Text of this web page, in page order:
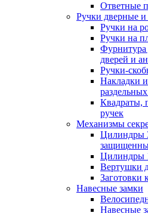
Ответные
Ручки дверные
Ручки на
Ручки на
дверей и
Ручки-
Накладки
Квадраты,
ручек
Механизмы
Цилиндры
Цилиндры
Вертушки
Заготовки
Навесные замки
Навесные